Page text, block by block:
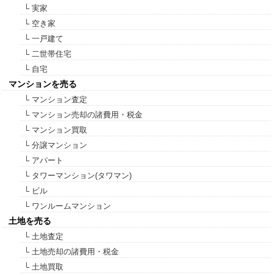
└ 実家
└ 空き家
└ 一戸建て
└ 二世帯住宅
└ 自宅
マンションを売る
└ マンション査定
└ マンション売却の諸費用・税金
└ マンション買取
└ 分譲マンション
└ アパート
└ タワーマンション(タワマン)
└ ビル
└ ワンルームマンション
土地を売る
└ 土地査定
└ 土地売却の諸費用・税金
└ 土地買取